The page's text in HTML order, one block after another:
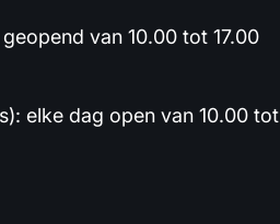
van 10.00 tot 17.00
elke dag open van 10.00 tot